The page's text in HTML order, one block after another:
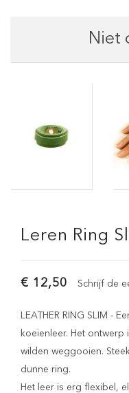
Niet
Leren Ring
€ 12,50 Schrijf de
LEATHER RING SLIM -
koeienleer. Het ontwerp
wilden weggooien.
dunne ring.
Het leer is erg flexibel,